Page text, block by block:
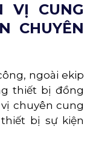
VỊ CUNG
CHUYÊN
ngoài ekip
thiết bị đồng
vị chuyên cung
bị sự kiện